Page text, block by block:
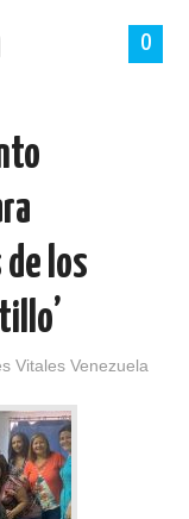
0
de los
Vitales Venezuela